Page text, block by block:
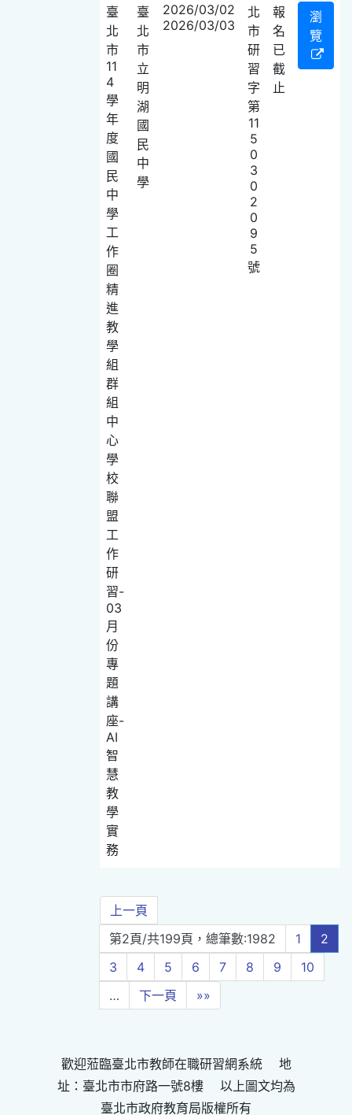
臺
北
市
11
4
學
年
度
國
民
中
學
工
作
圈
精
進
教
學
組
群
組
中
心
學
校
聯
盟
工
作
研
習-
03
月
份
專
題
講
座-
AI
智
慧
教
學
實
務
臺
北
市
立
明
湖
國
民
中
學
2026/03/02
2026/03/03
北
市
研
習
字
第
11
5
0
3
0
2
0
9
5
號
報
名
已
截
止
瀏
覽
上一頁
第2頁/共199頁，總筆數:1982
1
2
3
4 5 6 7 8 9
10
…
下一頁 »»
歡迎蒞臨臺北市教師在職研習網系統 地
址：臺北市市府路一號8樓 以上圖文均為
臺北市政府教育局版權所有